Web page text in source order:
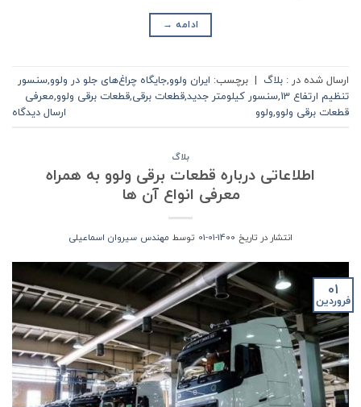
ادامه →
ارسال شده در : بلاگ | برچسب: ایران ولوو,جایگاه چراغ‌های جلو در ولوو,سنسور
تنظیم ارتفاع 13
,سنسور کیلومتر جدید,قطعات برقی,قطعات برقی ولوو,معرفی
قطعات برقی ولوو,ولوو ارسال دیدگاه
بلاگ
اطلاعاتی درباره قطعات برقی ولوو به همراه
معرفی انواع آن ها
انتشار در تاریخ 1400-01-01 توسط مهندس سیروان اسماعیلی
01
فروردین